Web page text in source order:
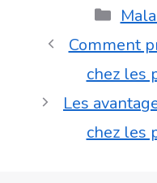
Comment
chez les
Les
chez les